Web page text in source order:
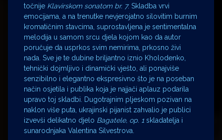
točnije Klavirskom sonatom br. 7. Skladba vrvi
emocijama, a na trenutke nevjerojatno silovitim burnim
kromatičnim stavcima, suprostavljena je sentimentalna
melodija u samom srcu djela kojom kao da autor
poručuje da usprkos svim nemirima, prkosno živi
nada. Sve je te dubine briljantno iznio Kholodenko,
tehnički dojmljivo i dinamički vješto, ali ponajviše
senzibilno i elegantno ekspresivno što je na poseban
način osjetila i publika koja je najjači aplauz podarila
upravo toj skladbi. Dugotrajnim pljeskom pozivan na
naklon više puta, ukrajinski pijanist zahvalio je publici
izvevši delikatno djelo Bagatele, op. 1 skladatelja i
sunarodnjaka Valentina Silvestrova.